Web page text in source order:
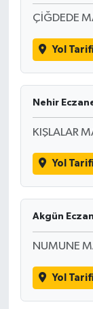
ÇİĞDEDE
Yol
Nehir
KIŞLALAR
Yol
Akgün
NUMUNE
Yol